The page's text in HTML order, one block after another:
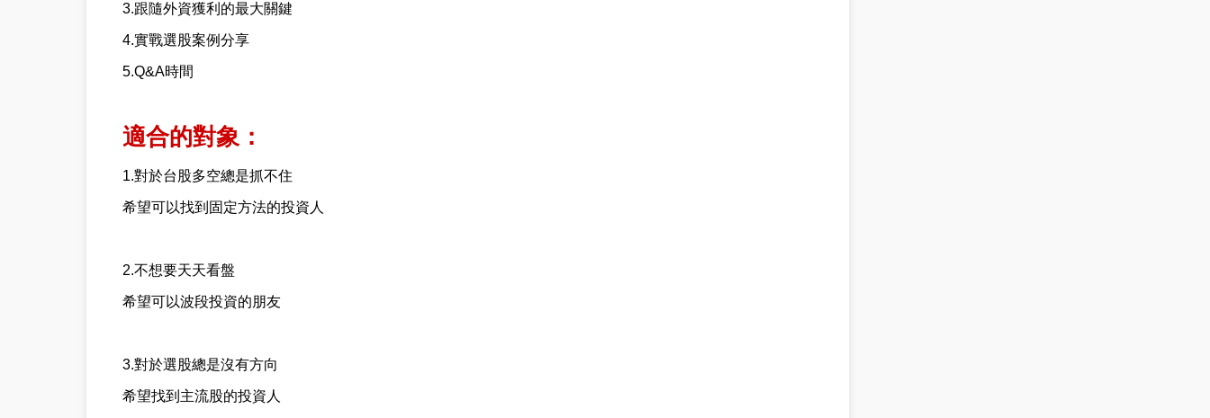
3.跟隨外資獲利的最大關鍵
4.實戰選股案例分享
5.Q&A時間
適合的對象：
1.對於台股多空總是抓不住
希望可以找到固定方法的投資人
2.不想要天天看盤
希望可以波段投資的朋友
3.對於選股總是沒有方向
希望找到主流股的投資人